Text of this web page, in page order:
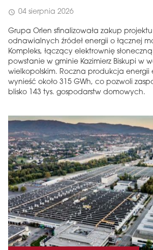
schedule 04 sierpnia 2026
Grupa Orlen sfinalizowała zakup
odnawialnych źródeł energii o łącznej
Kompleks, łączący elektrownię
powstanie w gminie Kazimierz Biskupi w
wielkopolskim. Roczna produkcja energii
wynieść około 315 GWh, co pozwoli
blisko 143 tys. gospodarstw domowych.